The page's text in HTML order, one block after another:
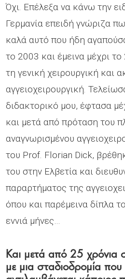
Όχι. Επέλεξα να κάνω την
Γερμανία επειδή γνώριζα
καλά αυτό που ήδη
το 2003 και έμεινα μέχρι
τη γενική χειρουργική και
αγγειοχειρουργική.
διδακτορικό μου, έφτασα
και μετά από πρόταση του
αναγνωρισμένου
του Prof. Florian Dick,
του στην Ελβετία και
παραρτήματος της
όπου και παρέμεινα δίπλα
εννιά μήνες…
Και μετά από 25 χρόνια
με μια σταδιοδρομία